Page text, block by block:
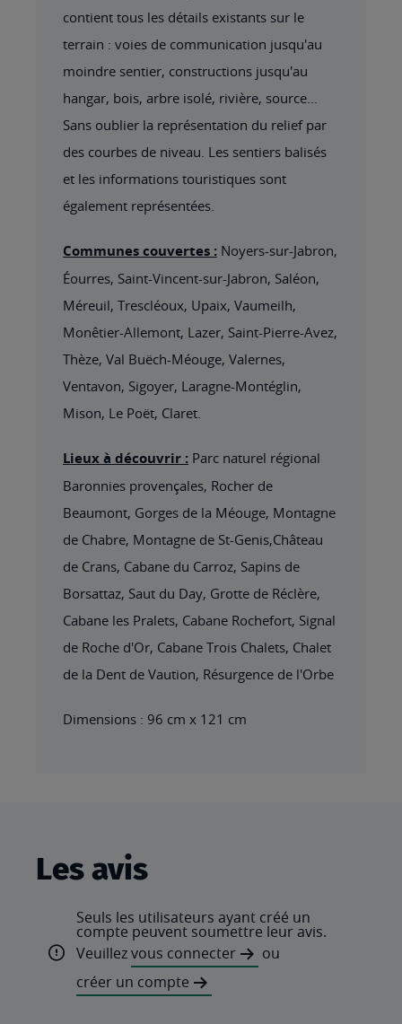
contient tous les détails existants sur le
terrain : voies de communication jusqu'au
moindre sentier, constructions jusqu'au
hangar, bois, arbre isolé, rivière, source...
Sans oublier la représentation du relief par
des courbes de niveau. Les sentiers balisés
et les informations touristiques sont
également représentées.
Communes couvertes : Noyers-sur-Jabron,
Éourres, Saint-Vincent-sur-Jabron, Saléon,
Méreuil, Trescléoux, Upaix, Vaumeilh,
Monêtier-Allemont, Lazer, Saint-Pierre-Avez,
Thèze, Val Buëch-Méouge, Valernes,
Ventavon, Sigoyer, Laragne-Montéglin,
Mison, Le Poët, Claret.
Lieux à découvrir : Parc naturel régional
Baronnies provençales, Rocher de
Beaumont, Gorges de la Méouge, Montagne
de Chabre, Montagne de St-Genis,Château
de Crans, Cabane du Carroz, Sapins de
Borsattaz, Saut du Day, Grotte de Réclère,
Cabane les Pralets, Cabane Rochefort, Signal
de Roche d'Or, Cabane Trois Chalets, Chalet
de la Dent de Vaution, Résurgence de l'Orbe
Dimensions : 96 cm x 121 cm
Les avis
Seuls les utilisateurs ayant créé un
compte peuvent soumettre leur avis.
Veuillezvous connecter
ou
créer un compte